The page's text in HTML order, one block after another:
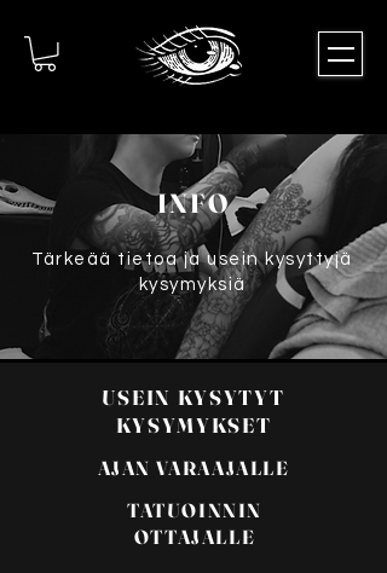
INFO
Tärkeää tietoa ja usein kysyttyjä
kysymyksiä
USEIN KYSYTYT
KYSYMYKSET
AJAN VARAAJALLE
TATUOINNIN
OTTAJALLE